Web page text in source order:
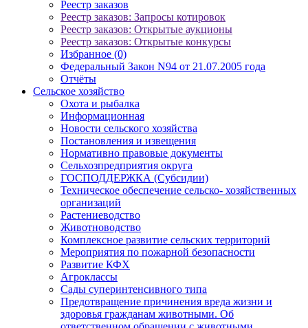
Реестр заказов
Реестр заказов: Запросы котировок
Реестр заказов: Открытые аукционы
Реестр заказов: Открытые конкурсы
Избранное (0)
Федеральный Закон N94 от 21.07.2005 года
Отчёты
Сельское хозяйство
Охота и рыбалка
Информационная
Новости сельского хозяйства
Постановления и извещения
Нормативно правовые документы
Сельхозпредприятия округа
ГОСПОДДЕРЖКА (Субсидии)
Техническое обеспечение сельско- хозяйственных
организаций
Растениеводство
Животноводство
Комплексное развитие сельских территорий
Мероприятия по пожарной безопасности
Развитие КФХ
Агроклассы
Сады суперинтенсивного типа
Предотвращение причинения вреда жизни и
здоровья гражданам животными. Об